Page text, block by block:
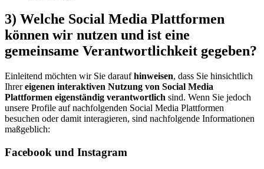
3) Welche Social Media Plattformen
können wir nutzen und ist eine
gemeinsame Verantwortlichkeit gegeben?
Einleitend möchten wir Sie daraufhinweisen, dass Sie hinsichtlich
Ihrereigenen interaktiven Nutzung von Social Media
Plattformen eigenständig verantwortlich sind. Wenn Sie jedoch
unsere Profile auf nachfolgenden Social Media Plattformen
besuchen oder damit interagieren, sind nachfolgende Informationen
maßgeblich:
Facebook und Instagram